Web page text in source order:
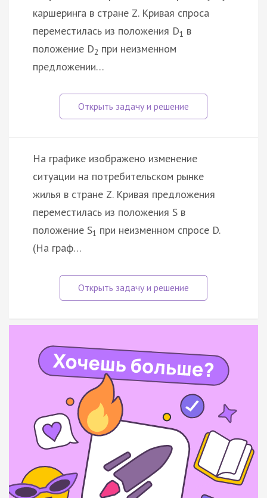
каршеринга в стране Z. Кривая спроса
переместилась из положения D1 в
положение D2 при неизменном
предложении…
На графике изображено изменение
ситуации на потребительском рынке
жилья в стране Z. Кривая предложения
переместилась из положения S в
положение S1 при неизменном спросе D.
(На граф…